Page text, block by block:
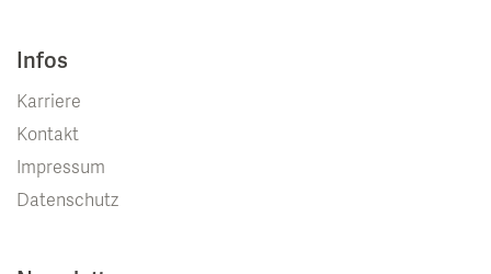
Infos
Karriere
Kontakt
Impressum
Datenschutz